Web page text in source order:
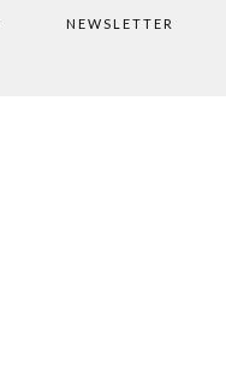
NEWSLETTER